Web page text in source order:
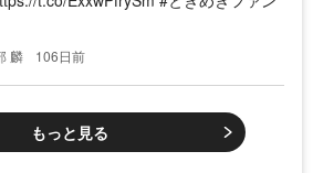
麟 106日前
もっと見る